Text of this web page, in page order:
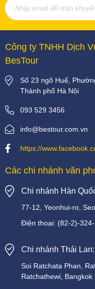
Công ty TNHH Dịch
BesTour
Số 23 ngõ Huế,
Thành phố Hà Nội
093 529 3456
info@bestour.com.vn
https://
Các chi nhánh văn
Chi nhánh Hàn
77-12, Yeonhui-ro,
Điện thoại: (82-2)-
Chi nhánh Thái Lan:
Soi Ratchata Phan,
Ratchathewi, Bangkok